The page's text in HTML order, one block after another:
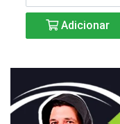
Adicionar